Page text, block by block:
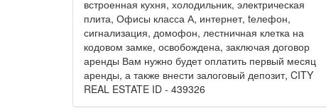
встроенная кухня, холодильник, электрическая
плита, Офисы класса А, интернет, tелефон,
сигнализация, домофон, лестничная клетка на
кодовом замке, освобождена, заключая договор
аренды Вам нужно будет оплатить первый месяц
аренды, а также внести залоговый депозит, CITY
REAL ESTATE ID - 439326